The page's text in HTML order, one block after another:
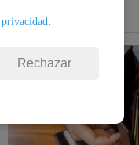
.
Rechazar